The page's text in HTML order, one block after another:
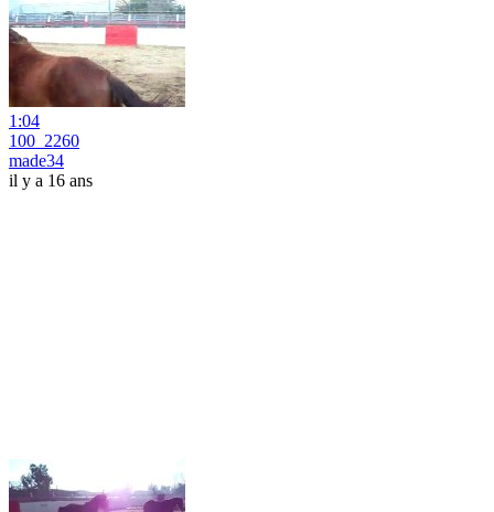
1:04
100_2260
made34
il y a 16 ans